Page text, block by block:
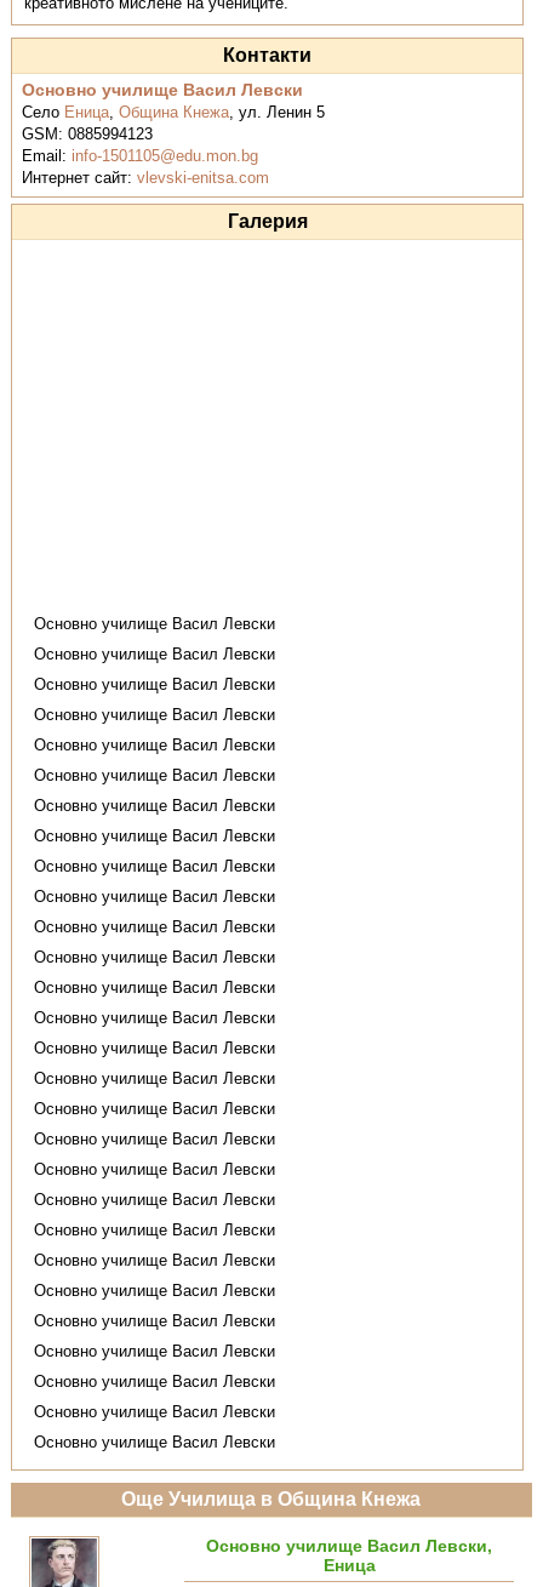
Контакти
Основно училище Васил Левски
Село Еница,Община Кнежа,ул. Ленин 5
GSM:0885994123
Email: info-1501105@edu.mon.bg
Интернет сайт:vlevski-enitsa.com
Галерия
Основно училище Васил Левски
Основно училище Васил Левски
Основно училище Васил Левски
Основно училище Васил Левски
Основно училище Васил Левски
Основно училище Васил Левски
Основно училище Васил Левски
Основно училище Васил Левски
Основно училище Васил Левски
Основно училище Васил Левски
Основно училище Васил Левски
Основно училище Васил Левски
Основно училище Васил Левски
Основно училище Васил Левски
Основно училище Васил Левски
Основно училище Васил Левски
Основно училище Васил Левски
Основно училище Васил Левски
Основно училище Васил Левски
Основно училище Васил Левски
Основно училище Васил Левски
Основно училище Васил Левски
Основно училище Васил Левски
Основно училище Васил Левски
Основно училище Васил Левски
Основно училище Васил Левски
Основно училище Васил Левски
Основно училище Васил Левски
Още Училища в Община Кнежа
Основно училище Васил Левски,
Еница